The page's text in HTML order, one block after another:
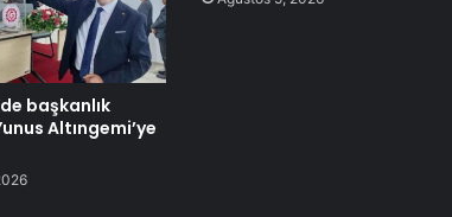
başkanlık
Altıngemi’ye